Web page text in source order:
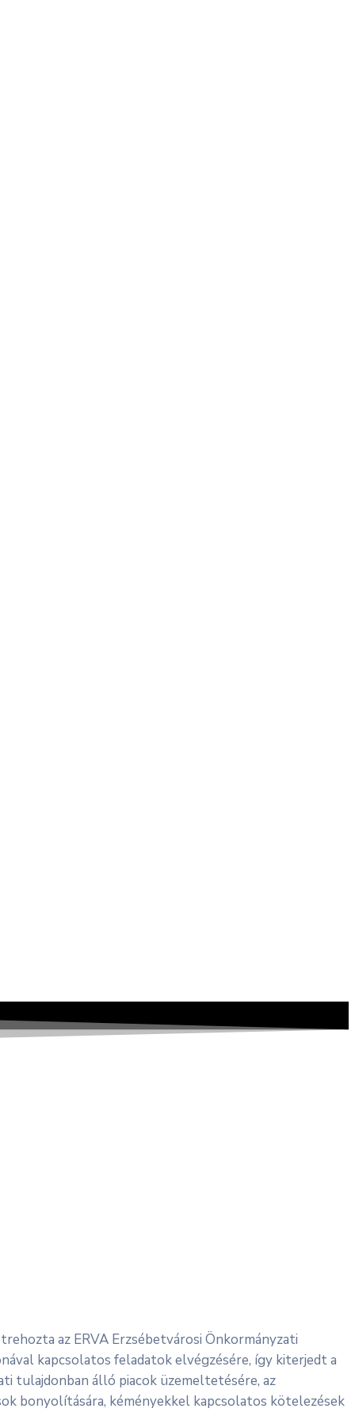
az ERVA Erzsébetvárosi Önkormányzati
kapcsolatos feladatok elvégzésére, így kiterjedt a
tulajdonban álló piacok üzemeltetésére, az
bonyolítására, kéményekkel kapcsolatos kötelezések